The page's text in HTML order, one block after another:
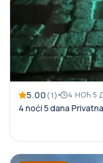
5.00 (1) 4 НОЋ 5
4 noći 5 dana